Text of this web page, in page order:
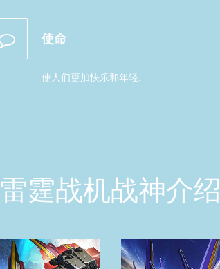
使命
使人们更加快乐和年轻.
雷霆战机战神介绍